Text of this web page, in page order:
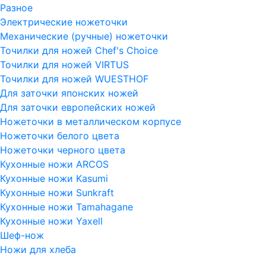
Разное
Электрические ножеточки
Механические (ручные) ножеточки
Точилки для ножей Chef's Choice
Точилки для ножей VIRTUS
Точилки для ножей WUESTHOF
Для заточки японских ножей
Для заточки европейских ножей
Ножеточки в металлическом корпусе
Ножеточки белого цвета
Ножеточки черного цвета
Кухонные ножи ARCOS
Кухонные ножи Kasumi
Кухонные ножи Sunkraft
Кухонные ножи Tamahagane
Кухонные ножи Yaxell
Шеф-нож
Ножи для хлеба